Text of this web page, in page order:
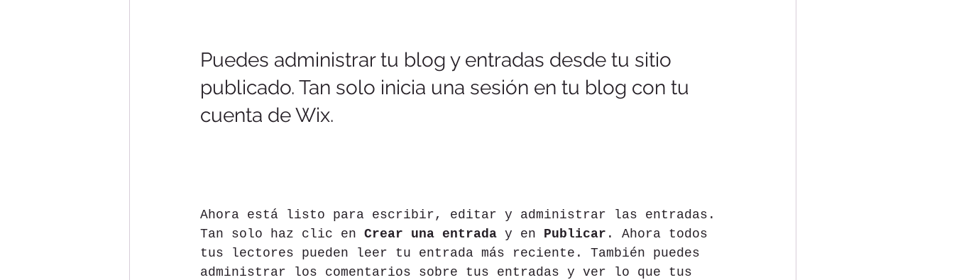
Puedes administrar tu blog y entradas desde tu sitio
publicado. Tan solo inicia una sesión en tu blog con tu
cuenta de Wix.
Ahora está listo para escribir, editar y administrar las entradas.
Tan solo haz clic en Crear una entrada y en Publicar . Ahora todos
tus lectores pueden leer tu entrada más reciente. También puedes
administrar los comentarios sobre tus entradas y ver lo que tus